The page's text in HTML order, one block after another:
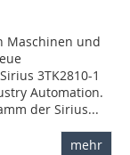
Maschinen und
3TK2810-1
Automation.
der Sirius...
mehr